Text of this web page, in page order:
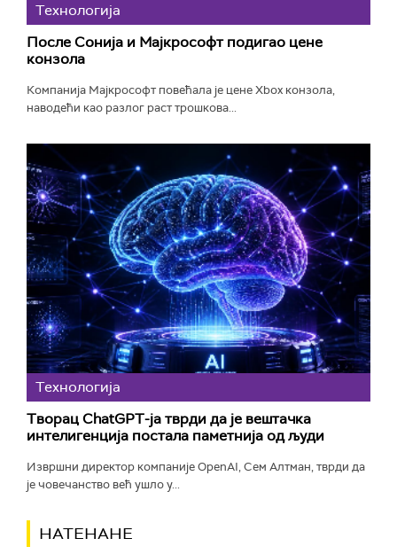
Технологијa
После Сонија и Мајкрософт подигао цене
конзола
Компанија Мајкрософт повећала је цене Xbox конзола,
наводећи као разлог раст трошкова...
Технологијa
Творац ChatGPT-ја тврди да је вештачка
интелигенција постала паметнија од људи
Извршни директор компаније OpenAI, Сем Алтман, тврди да
је човечанство већ ушло у...
НАТЕНАНЕ